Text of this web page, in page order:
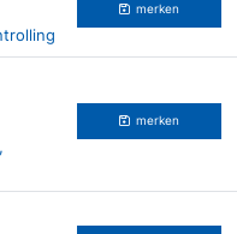
merken
merken